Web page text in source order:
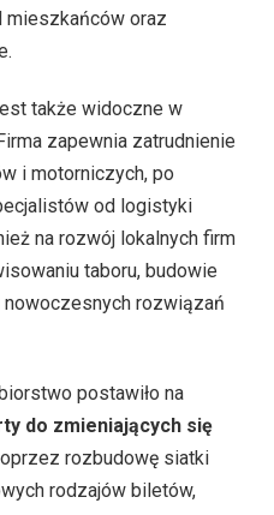
oraz
także widoczne w
zapewnia zatrudnienie
i motorniczych, po
od logistyki
na rozwój lokalnych firm
taboru, budowie
rozwiązań
postawiło na
do zmieniających się
rozbudowę siatki
rodzajów biletów,